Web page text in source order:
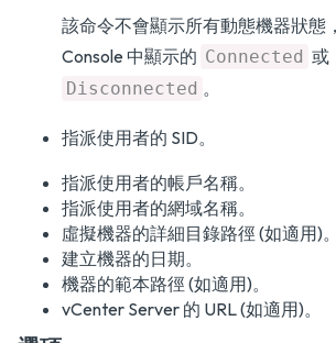
該命令不會顯示所有動態機器狀態
Console 中顯示的 Connected 或
Disconnected 。
指派使用者的 SID。
指派使用者的帳戶名稱。
指派使用者的網域名稱。
虛擬機器的詳細目錄路徑 (如適用)。
建立機器的日期。
機器的範本路徑 (如適用)。
vCenter Server 的 URL (如適用)。